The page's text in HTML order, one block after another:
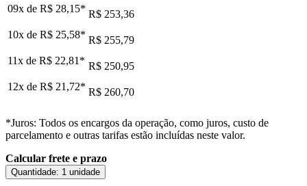
09x de R$ 28,15* R$ 253,36
10x de R$ 25,58* R$ 255,79
11x de R$ 22,81 * R$ 250,95
12x de R$ 21,72* R$ 260,70
*Juros: Todos os encargos da operação, como juros, custo de
parcelamento e outras tarifas estão incluídas neste valor.
Calcular frete e prazo
Quantidade: 1 unidade